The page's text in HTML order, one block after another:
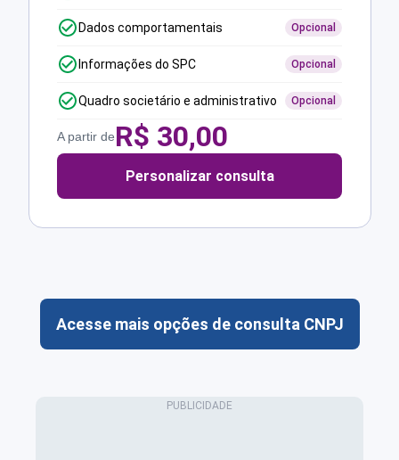
Dados comportamentais Opcional
Informações do SPC Opcional
Quadro societário e administrativo Opcional
A partir deR$ 30,00
Personalizar consulta
Acesse mais opções de consulta CNPJ